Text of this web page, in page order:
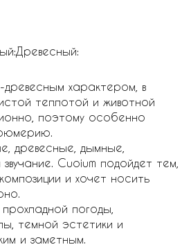
характером, в
теплотой и животной
поэтому особенно
древесные, дымные,
Cuoium подойдет тем,
и хочет носить
погоды,
темной эстетики и
и заметным.